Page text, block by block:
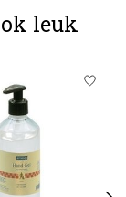
leuk